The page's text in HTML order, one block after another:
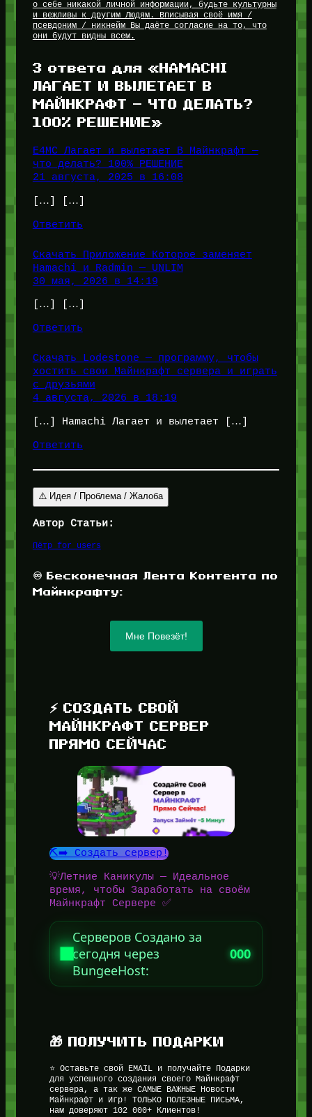
о себе никакой личной информации, будьте культурны
и вежливы к другим Людям. Вписывая своё имя /
псевдоним / никнейм Вы даёте согласие на то, что
они будут видны всем.
3 ответа для «HAMACHI
ЛАГАЕТ И ВЫЛЕТАЕТ В
МАЙНКРАФТ — ЧТО ДЕЛАТЬ?
100% РЕШЕНИЕ»
E4MC Лагает и вылетает В Майнкрафт —
что делать? 100% РЕШЕНИЕ
21 августа, 2025 в 16:08
[…] […]
Ответить
Скачать Приложение Которое заменяет
Hamachi и Radmin — UNLIM
30 мая, 2026 в 14:19
[…] […]
Ответить
Скачать Lodestone — программу, чтобы
хостить свои Майнкрафт сервера и играть
с друзьями
4 августа, 2026 в 18:19
[…] Hamachi Лагает и вылетает […]
Ответить
⚠️ Идея / Проблема / Жалоба
Автор Статьи:
Пётр for_users
♾️ Бесконечная Лента Контента по
Майнкрафту:
Мне Повезёт!
⚡ СОЗДАТЬ СВОЙ
МАЙНКРАФТ СЕРВЕР
ПРЯМО СЕЙЧАС
⛏️➡️ Создать сервер!
💡Летние Каникулы — Идеальное
время, чтобы Заработать на своём
Майнкрафт Сервере ✅
Серверов Создано за
сегодня через
BungeeHost:
000
🎁 ПОЛУЧИТЬ ПОДАРКИ
⭐ Оставьте свой EMAIL и получайте Подарки
для успешного создания своего Майнкрафт
сервера, а так же САМЫЕ ВАЖНЫЕ Новости
Майнкрафт и Игр! ТОЛЬКО ПОЛЕЗНЫЕ ПИСЬМА,
нам доверяют 102 000+ Клиентов!